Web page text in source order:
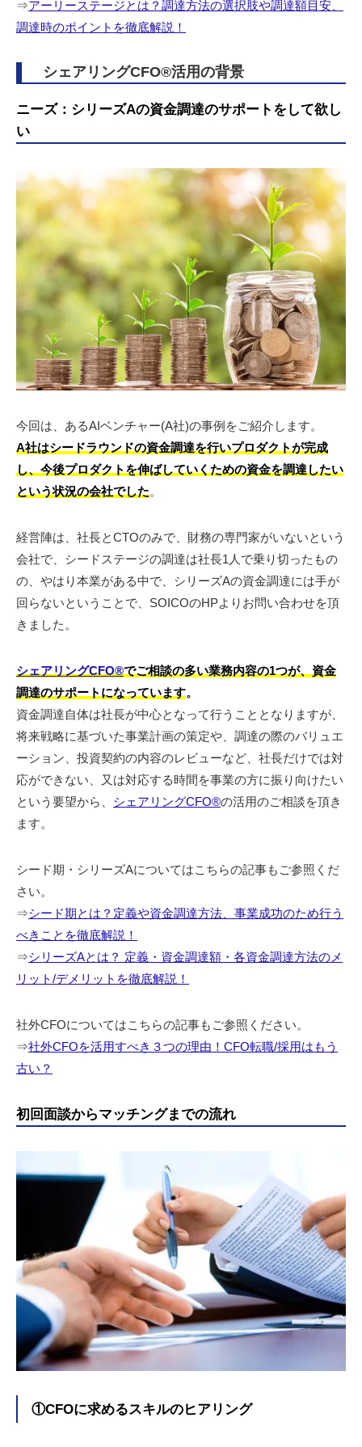
⇒アーリーステージとは？調達方法の選択肢や調達額目安、
調達時のポイントを徹底解説！
シェアリングCFO®︎活用の背景
ニーズ：シリーズAの資金調達のサポートをして欲し
い
今回は、あるAIベンチャー(A社)の事例をご紹介します。
A社はシードラウンドの資金調達を行いプロダクトが完成
し、今後プロダクトを伸ばしていくための資金を調達したい
という状況の会社でした。
経営陣は、社長とCTOのみで、財務の専門家がいないという
会社で、シードステージの調達は社長1人で乗り切ったもの
の、やはり本業がある中で、シリーズAの資金調達には手が
回らないということで、SOICOのHPよりお問い合わせを頂
きました。
シェアリングCFO®︎でご相談の多い業務内容の1つが、資金
調達のサポートになっています。
資金調達自体は社長が中心となって行うこととなりますが、
将来戦略に基づいた事業計画の策定や、調達の際のバリュエ
ーション、投資契約の内容のレビューなど、社長だけでは対
応ができない、又は対応する時間を事業の方に振り向けたい
という要望から、 シェアリングCFO®︎の活用のご相談を頂き
ます。
シード期・シリーズAについてはこちらの記事もご参照くだ
さい。
⇒シード期とは？定義や資金調達方法、事業成功のため行う
べきことを徹底解説！
⇒シリーズAとは？ 定義・資金調達額・各資金調達方法のメ
リット/デメリットを徹底解説！
社外CFOについてはこちらの記事もご参照ください。
⇒社外CFOを活用すべき３つの理由！CFO転職/採用はもう
古い？
初回面談からマッチングまでの流れ
①CFOに求めるスキルのヒアリング